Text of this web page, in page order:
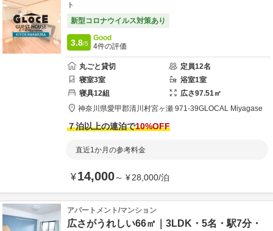
ト
新型コロナウイルス対策あり
3.8/5
Good
4件の評価
丸ごと貸切 定員12名
寝室3室 浴室1室
寝具12組 広さ97.51㎡
神奈川県愛甲郡清川村宮ヶ瀬 971-39GLOCAL Miyagase
７泊以上の連泊で10%OFF
直近1か月の参考料金
¥14,000～ ¥28,000/泊
アパートメント/マンション
広さがうれしい66㎡｜3LDK・5名・駅7分・